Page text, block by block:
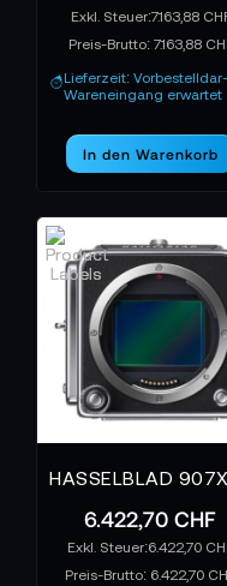
von
Systeme führen
schneller, smarter.
drahtloser
Autofokus sind sie
Kamera
Eine Hasselblad ist
Menschen, die nicht
interpretieren.
Werkzeuge für jene,
einem einzigen Bild
Gelassenheit eines
7.163,88
Preis-Brutto: 7.163,88
Lieferzeit: Vorbestelldar-
Wareneingang erwartet
In den Warenkorb
6.422,70 CHF
6.422,70
Preis-Brutto: 6.422,70